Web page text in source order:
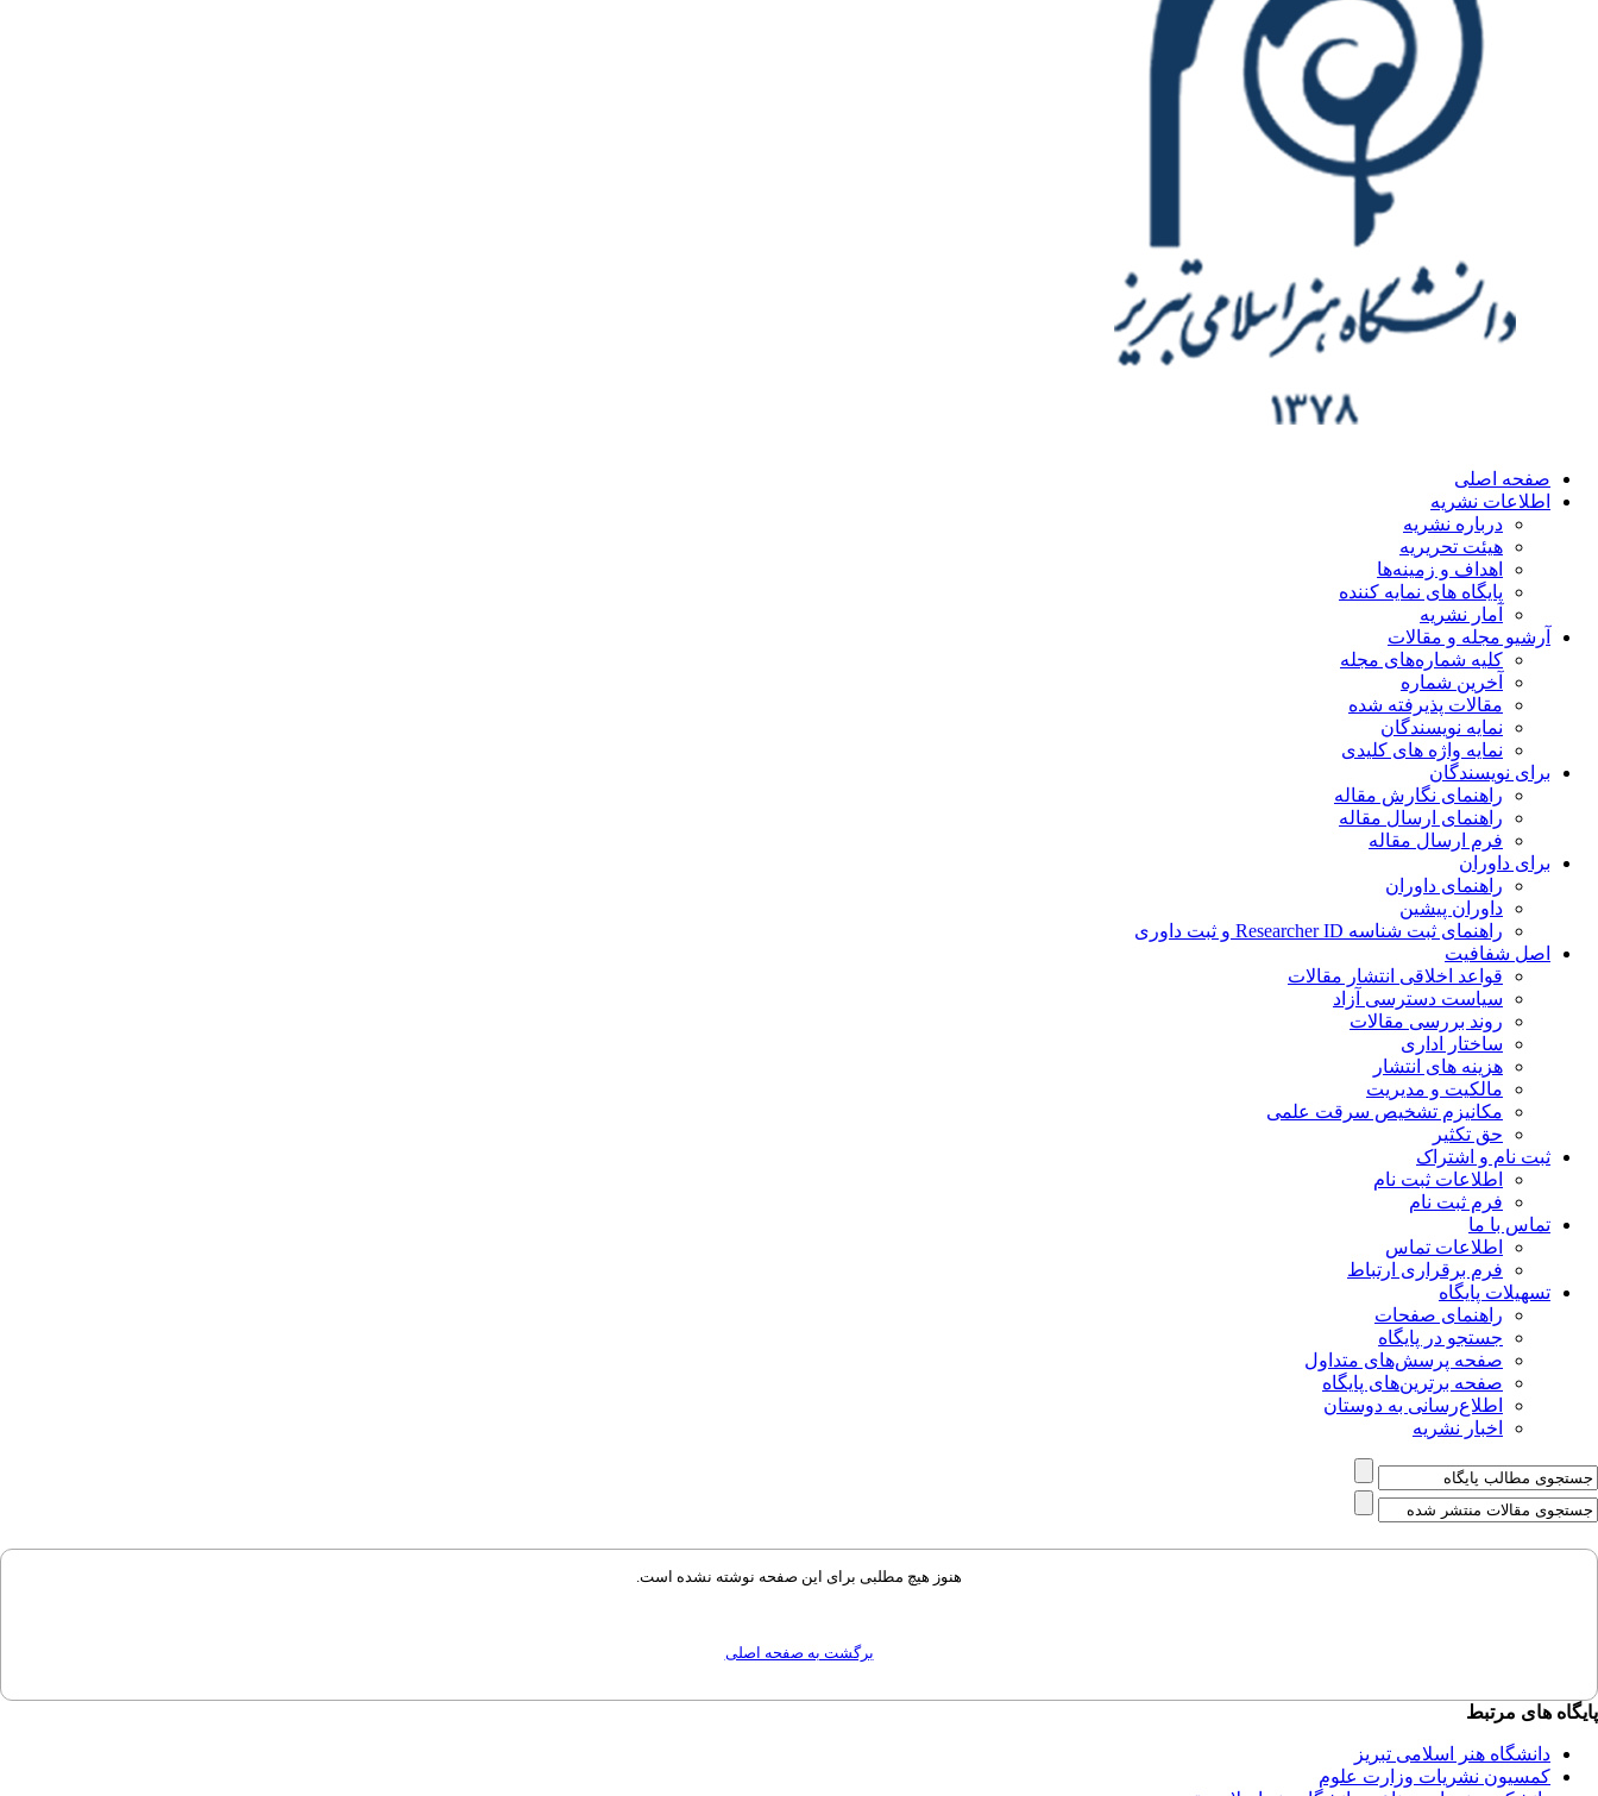
صفحه اصلی
اطلاعات نشریه
درباره نشریه
هیئت تحریریه
اهداف و زمینه‌ها
پایگاه های نمایه کننده
آمار نشریه
آرشیو مجله و مقالات
کلیه شماره‌های مجله
آخرین شماره
مقالات پذیرفته شده
نمایه نویسندگان
نمایه واژه های کلیدی
برای نویسندگان
راهنمای نگارش مقاله
راهنمای ارسال مقاله
فرم ارسال مقاله
برای داوران
راهنمای داوران
داوران پیشین
راهنمای ثبت شناسه Researcher ID و ثبت داوری
اصل شفافیت
قواعد اخلاقی انتشار مقالات
سیاست دسترسی آزاد
روند بررسی مقالات
ساختار اداری
هزینه های انتشار
مالکیت و مدیریت
ﻣﮑﺎﻧﯿﺰم ﺗﺸﺨﯿﺺ ﺳﺮﻗﺖ ﻋﻠﻤﯽ
حق تکثیر
ثبت نام و اشتراک
اطلاعات ثبت نام
فرم ثبت نام
تماس با ما
اطلاعات تماس
فرم برقراری ارتباط
تسهیلات پایگاه
راهنمای صفحات
جستجو در پایگاه
صفحه پرسش‌های متداول
صفحه برترین‌های پایگاه
اطلاع‌رسانی به دوستان
اخبار نشریه
هنوز هیچ مطلبی برای این صفحه نوشته نشده است.
برگشت به صفحه اصلی
پایگاه های مرتبط
دانشگاه هنر اسلامی تبریز
کمسیون نشریات وزارت علوم